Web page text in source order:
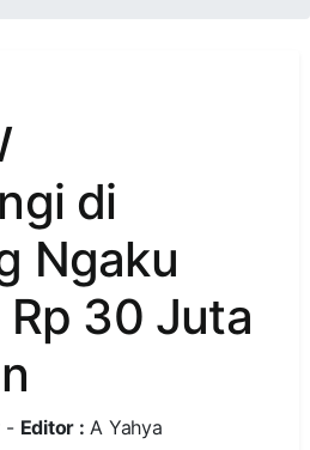
di
Ngaku
30 Juta
- Editor : A Yahya